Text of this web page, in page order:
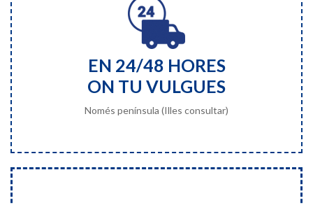
EN 24/48 HORES
ON TU VULGUES
Només península (Illes consultar)